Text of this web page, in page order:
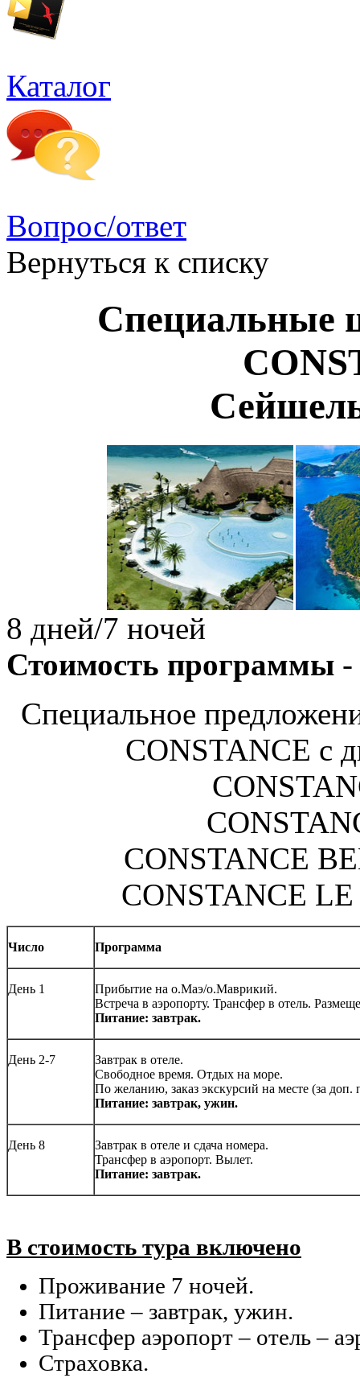
Каталог
Вопрос/ответ
Вернуться к списку
Специальные
8 дней/7 ночей
Стоимость программы -
Специальное
CONSTANCE с
CONSTANCE
CONSTANCE
Число Программа
День 1
Прибытие на о.Маэ/о.Маврикий.
Встреча в аэропорту. Трансфер в отель.
Питание: завтрак.
День 2-7
Завтрак в отеле.
Свободное время. Отдых на море.
По желанию, заказ экскурсий на месте (за доп.
Питание: завтрак, ужин.
День 8
Завтрак в отеле и сдача номера.
Трансфер в аэропорт. Вылет.
Питание: завтрак.
В стоимость тура включено
Проживание 7 ночей.
Питание – завтрак, ужин.
Трансфер аэропорт – отель –
Страховка.